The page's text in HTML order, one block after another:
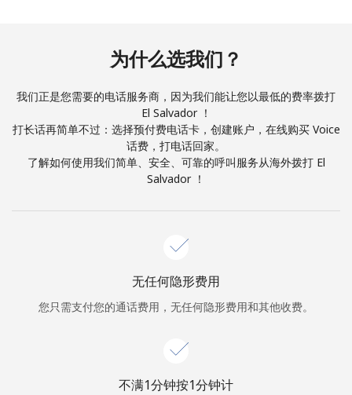
加入
你好！
登录
为什么选我们？
我们正是您需要的电话服务商，因为我们能让您以最低的费率拨打
El Salvador ！
打长话再简单不过：选择预付费电话卡，创建账户，在线购买 Voice
话费，打电话回家。
了解如何使用我们简单、安全、可靠的呼叫服务从海外拨打 El
Salvador ！
无任何隐形费用
您只需支付您的通话费用，无任何隐形费用和其他收费。
不满1分钟按1分钟计